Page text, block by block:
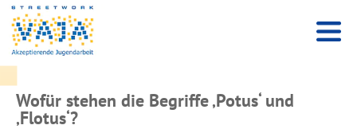
Wofür stehen die Begriffe ‚Potus‘ und
‚Flotus‘?